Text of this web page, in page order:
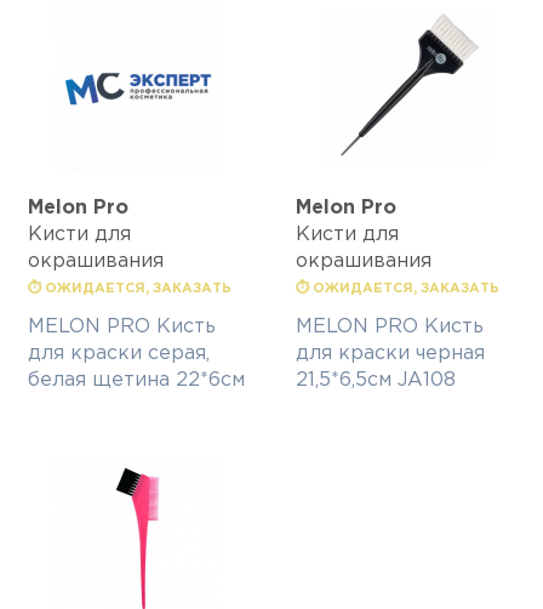
Melon Pro
Кисти для
окрашивания
⏱ ОЖИДАЕТСЯ, ЗАКАЗАТЬ
MELON PRO Кисть
для краски серая,
белая щетина 22*6см
Melon Pro
Кисти для
окрашивания
⏱ ОЖИДАЕТСЯ, ЗАКАЗАТЬ
MELON PRO Кисть
для краски черная
21,5*6,5см JA108